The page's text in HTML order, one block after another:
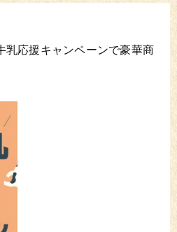
乳応援キャンペーンで豪華商